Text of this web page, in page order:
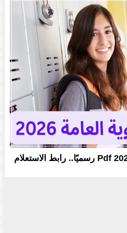
نتيجة الثانوية العامة 2026 Pdf رسميًا.. رابط الاستعلام